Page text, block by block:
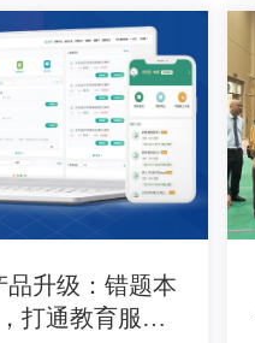
要搭建起作业与课堂
将多场景AI需求，
内教学教情、学情的
案，让AI技术从零
，转化为贯穿教学各
力量。
品升级：错题本
打通教育服